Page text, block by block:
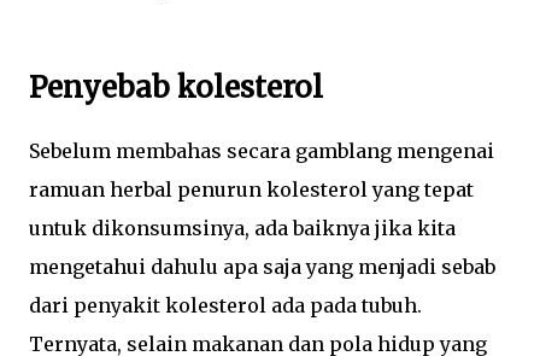
Penyebab kolesterol
Sebelum membahas secara gamblang mengenai
ramuan herbal penurun kolesterol yang tepat
untuk dikonsumsinya, ada baiknya jika kita
mengetahui dahulu apa saja yang menjadi sebab
dari penyakit kolesterol ada pada tubuh.
Ternyata, selain makanan dan pola hidup yang